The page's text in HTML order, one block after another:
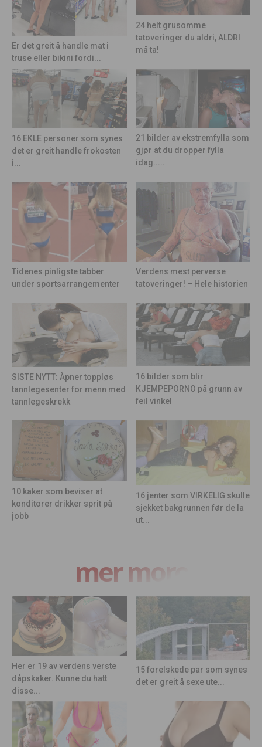
Er det greit å handle mat i
truse eller bikini fordi...
24 helt grusomme
tatoveringer du aldri, ALDRI
må ta!
16 EKLE personer som synes
det er greit handle frokosten
i...
21 bilder av ekstremfylla som
gjør at du dropper fylla
idag.....
Tidenes pinligste tabber
under sportsarrangementer
Verdens mest perverse
tatoveringer! – Hele historien
SISTE NYTT: Åpner toppløs
tannlegesenter for menn med
tannlegeskrekk
16 bilder som blir
KJEMPEPORNO på grunn av
feil vinkel
10 kaker som beviser at
konditorer drikker sprit på
jobb
16 jenter som VIRKELIG skulle
sjekket bakgrunnen før de la
ut...
mer moro
Her er 19 av verdens verste
dåpskaker. Kunne du hatt
disse...
15 forelskede par som synes
det er greit å sexe ute...